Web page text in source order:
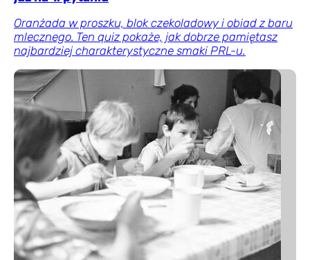
Oranżada w proszku, blok czekoladowy i obiad z baru
mlecznego. Ten quiz pokaże, jak dobrze pamiętasz
najbardziej charakterystyczne smaki PRL-u.